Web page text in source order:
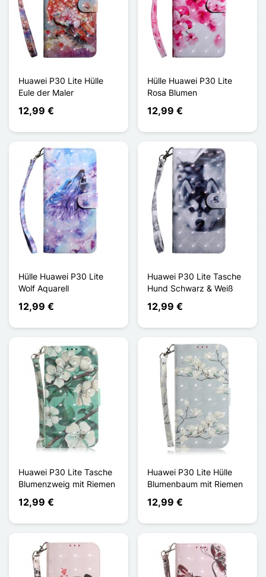
Huawei P30 Lite Hülle
Eule der Maler
12,99 €
Hülle Huawei P30 Lite
Rosa Blumen
12,99 €
Hülle Huawei P30 Lite
Wolf Aquarell
12,99 €
Huawei P30 Lite Tasche
Hund Schwarz & Weiß
12,99 €
Huawei P30 Lite Tasche
Blumenzweig mit Riemen
12,99 €
Huawei P30 Lite Hülle
Blumenbaum mit Riemen
12,99 €